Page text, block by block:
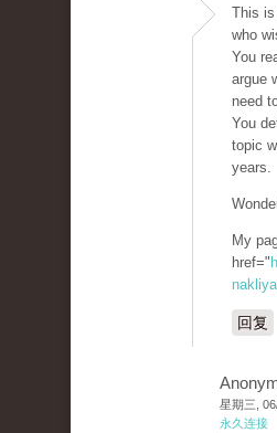
This is
who
You
argue
need
You
topic
years.
My
href="
回复
星期三,
永久连接